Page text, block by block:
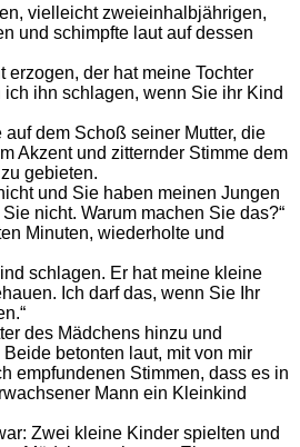
vielleicht zweieinhalbjährigen,
und schimpfte laut auf dessen
erzogen, der hat meine Tochter
ihn schlagen, wenn Sie ihr Kind
dem Schoß seiner Mutter, die
Akzent und zitternder Stimme dem
gebieten.
und Sie haben meinen Jungen
nicht. Warum machen Sie das?“
Minuten, wiederholte und
schlagen. Er hat meine kleine
Ich darf das, wenn Sie Ihr
des Mädchens hinzu und
betonten laut, mit von mir
empfundenen Stimmen, dass es in
Mann ein Kleinkind
Zwei kleine Kinder spielten und